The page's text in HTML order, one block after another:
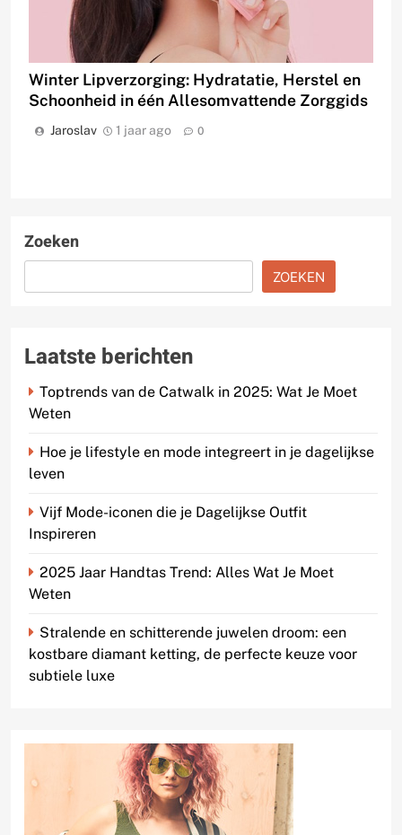
Winter Lipverzorging: Hydratatie, Herstel en
Schoonheid in één Allesomvattende Zorggids
Jaroslav 1 jaar ago 0
Zoeken
ZOEKEN
Laatste berichten
Toptrends van de Catwalk in 2025: Wat Je Moet
Weten
Hoe je lifestyle en mode integreert in je dagelijkse
leven
Vijf Mode-iconen die je Dagelijkse Outfit
Inspireren
2025 Jaar Handtas Trend: Alles Wat Je Moet
Weten
Stralende en schitterende juwelen droom: een
kostbare diamant ketting, de perfecte keuze voor
subtiele luxe